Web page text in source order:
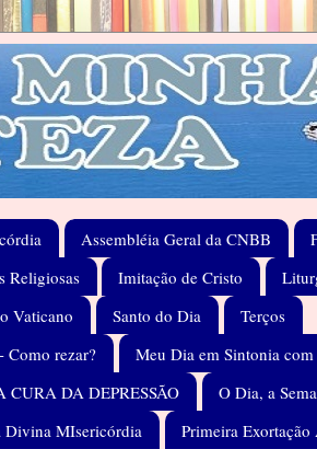
Assembléia Geral da CNBB
Religiosas Imitação de Cristo
Vaticano Santo do Dia
Terços
Como rezar?
Meu Dia em Sintonia
DA DEPRESSÃO
O Dia, a
Divina MIsericórdia Primeira